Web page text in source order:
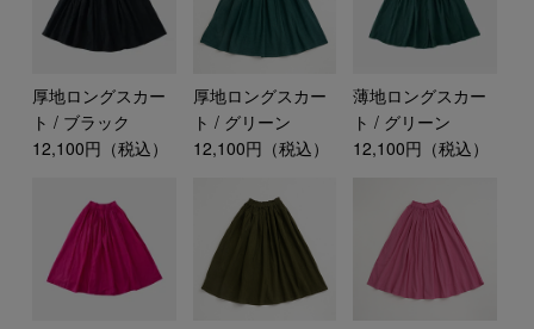
厚地ロングスカー
ト / ブラック
12,100円（税込）
厚地ロングスカー
ト / グリーン
12,100円（税込）
薄地ロングスカー
ト / グリーン
12,100円（税込）